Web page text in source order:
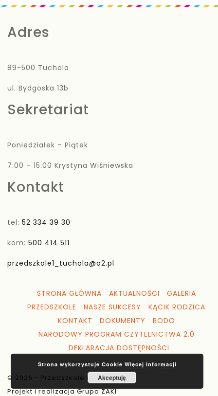
Adres
89-500 Tuchola
ul. Bydgoska 13b
Sekretariat
Poniedziałek – Piątek
7:00 – 15:00 Krystyna Wiśniewska
Kontakt
tel: 52 334 39 30
kom: 500 414 511
przedszkole1_tuchola@o2.pl
STRONA GŁÓWNA AKTUALNOŚCI
GALERIA
PRZEDSZKOLE
NASZE SUKCESY
KĄCIK RODZICA
KONTAKT
DOKUMENTY
RODO
NARODOWY PROGRAM CZYTELNICTWA 2.0
DEKLARACJA DOSTĘPNOŚCI
© 2026 - Przedszkole nr 1 Tuchola
Projekt i realizacja Grupa ZAKI
Strona wykorzystuje Cookie Więcej informacji
Akceptuję